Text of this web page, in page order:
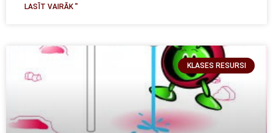
LASĪT VAIRĀK "
KLASES RESURSI